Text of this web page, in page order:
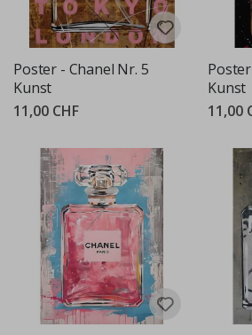
Poster - Chanel Nr. 5
Kunst
11,00 CHF
Kunst
11,00